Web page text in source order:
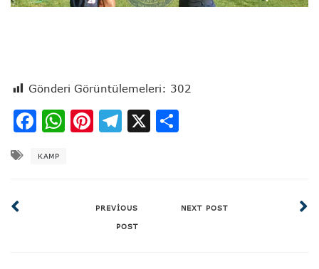
Gönderi Görüntülemeleri: 302
Facebook
WhatsApp
Pinterest
Telegram
X
KAMP
PREVIOUS
POST
NEXT POST